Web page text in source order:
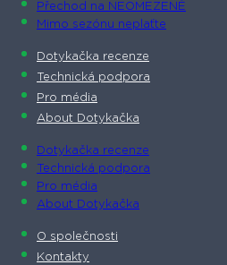
Přechod na NEOMEZENĚ
Mimo sezónu neplaťte
Dotykačka recenze
Technická podpora
Pro média
About Dotykačka
Dotykačka recenze
Technická podpora
Pro média
About Dotykačka
O společnosti
Kontakty